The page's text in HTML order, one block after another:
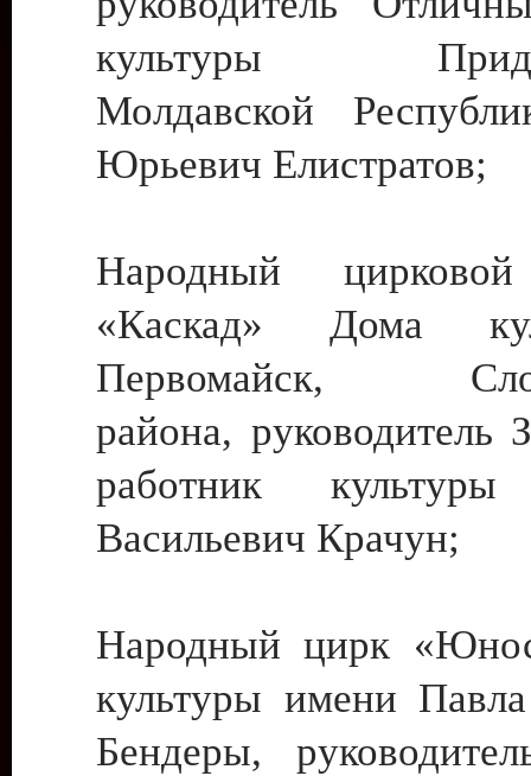
культуры
Молдавской
Юрьевич Елистратов;
Народный цирковой
«Каскад» Дома
Первомайск,
района, руководитель
работник культуры
Васильевич Крачун;
Народный цирк
культуры имени
Бендеры,